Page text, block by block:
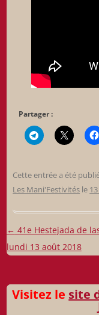
Partager :
Cette entrée a été
Les Mani'Festivités le
Navigation
des
← 41e Hestejada de
lundi 13 août 2018
Visitez le site